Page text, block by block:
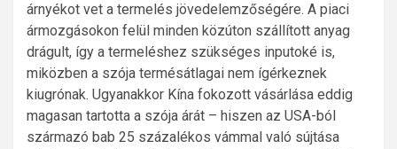
árnyékot vet a termelés jövedelemzőségére. A piaci
ármozgásokon felül minden közúton szállított anyag
drágult, így a termeléshez szükséges inputoké is,
miközben a szója termésátlagai nem ígérkeznek
kiugrónak. Ugyanakkor Kína fokozott vásárlása eddig
magasan tartotta a szója árát – hiszen az USA-ból
származó bab 25 százalékos vámmal való sújtása